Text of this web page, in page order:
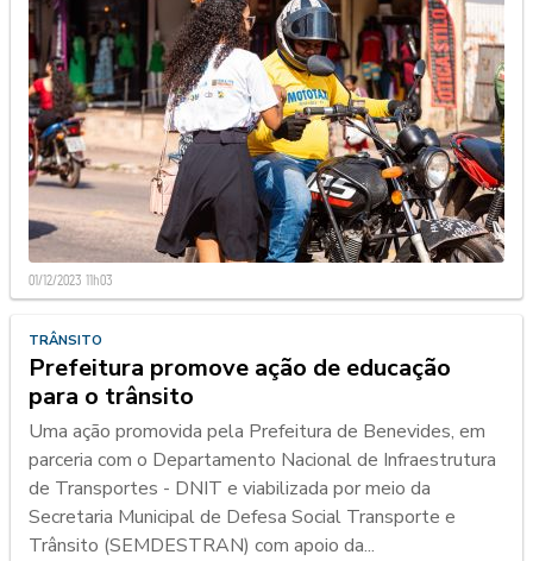
01/12/2023 11h03
TRÂNSITO
Prefeitura promove ação de educação
para o trânsito
Uma ação promovida pela Prefeitura de Benevides, em
parceria com o Departamento Nacional de Infraestrutura
de Transportes - DNIT e viabilizada por meio da
Secretaria Municipal de Defesa Social Transporte e
Trânsito (SEMDESTRAN) com apoio da...